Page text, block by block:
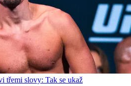
třemi slovy: Tak se ukaž